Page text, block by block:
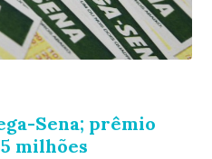
Sena; prêmio
milhões